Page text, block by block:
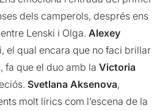
dels camperols, després ens
Lenski i Olga.Alexey
el qual encara que no faci brillar
fa que el duo amb laVictoria
Svetlana Aksenova,
molt lírics com l’escena de la